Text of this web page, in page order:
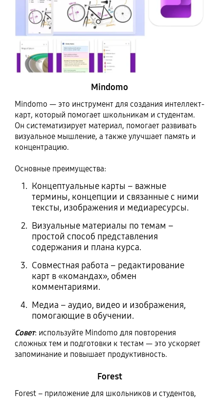
Mindomo
Mindomo — это инструмент для создания интеллект-
карт, который помогает школьникам и студентам.
Он систематизирует материал, помогает развивать
визуальное мышление, а также улучшает память и
концентрацию.
Основные преимущества:
Концептуальные карты – важные
термины, концепции и связанные с ними
тексты, изображения и медиаресурсы.
Визуальные материалы по темам –
простой способ представления
содержания и плана курса.
Совместная работа – редактирование
карт в «командах», обмен
комментариями.
Медиа – аудио, видео и изображения,
помогающие в обучении.
Совет: используйте Mindomo для повторения
сложных тем и подготовки к тестам — это ускоряет
запоминание и повышает продуктивность.
Forest
Forest – приложение для школьников и студентов,